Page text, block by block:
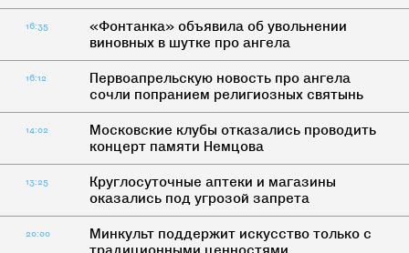
16:35
«Фонтанка» объявила об увольнении
виновных в шутке про ангела
16:12
Первоапрельскую новость про ангела
сочли попранием религиозных святынь
14:02
Московские клубы отказались проводить
концерт памяти Немцова
13:25
Круглосуточные аптеки и магазины
оказались под угрозой запрета
20:00
Минкульт поддержит искусство только с